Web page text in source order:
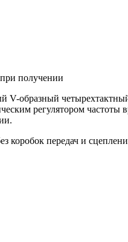
получении
четырехтактный
регулятором
коробок передач и